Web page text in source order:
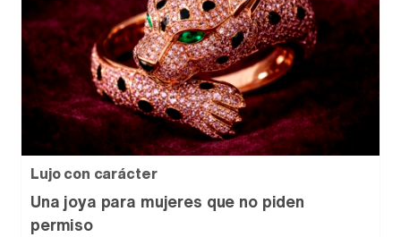
Lujo con carácter
Una joya para mujeres que no piden
permiso